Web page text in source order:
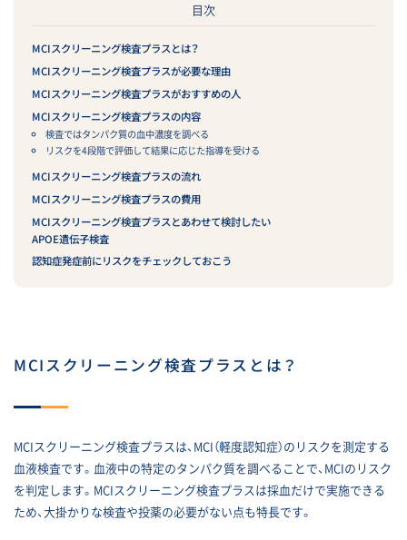
目次
MCIスクリーニング検査プラスとは？
MCIスクリーニング検査プラスが必要な理由
MCIスクリーニング検査プラスがおすすめの人
MCIスクリーニング検査プラスの内容
検査ではタンパク質の血中濃度を調べる
リスクを4段階で評価して結果に応じた指導を受ける
MCIスクリーニング検査プラスの流れ
MCIスクリーニング検査プラスの費用
MCIスクリーニング検査プラスとあわせて検討したい
APOE遺伝子検査
認知症発症前にリスクをチェックしておこう
MCIスクリーニング検査プラス とは？
MCIスクリーニング検査プラスは、MCI（軽度認知症）のリスクを測定する
血液検査です。血液中の特定のタンパク質を調べることで、MCIのリスク
を判定します。MCIスクリーニング検査プラスは採血だけで実施できる
ため、大掛かりな検査や投薬の必要がない点も特長です。